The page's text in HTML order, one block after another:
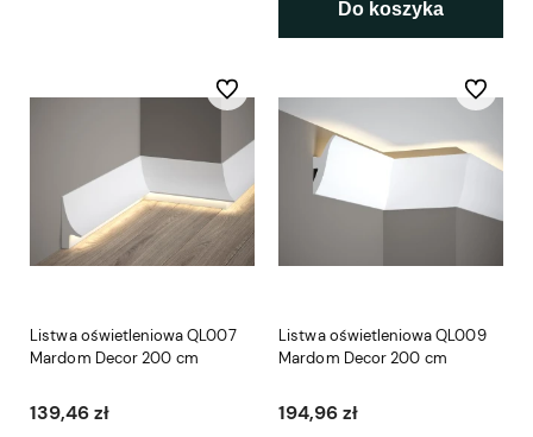
Do koszyka
Listwa oświetleniowa QL007
Mardom Decor 200 cm
139,46 zł
Do ulubionych
Listwa oświetleniowa QL009
Mardom Decor 200 cm
194,96 zł
Do